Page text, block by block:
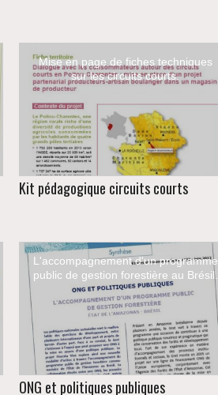
Mise en page de fiches techniques
sur les circuits courts.
Kit pédagogique circuits courts
L'accompagnement d'un programme
public de gestion forestière au Brésil.
ONG et politiques publiques